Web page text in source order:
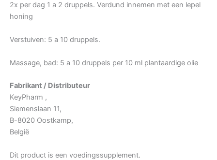
2x per dag 1 a 2 druppels. Verdund innemen met een lepel
honing
Verstuiven: 5 a 10 druppels.
Massage, bad: 5 a 10 druppels per 10 ml plantaardige olie
Fabrikant / Distributeur
KeyPharm ,
Siemenslaan 11,
B-8020 Oostkamp,
België
Dit product is een voedingssupplement.